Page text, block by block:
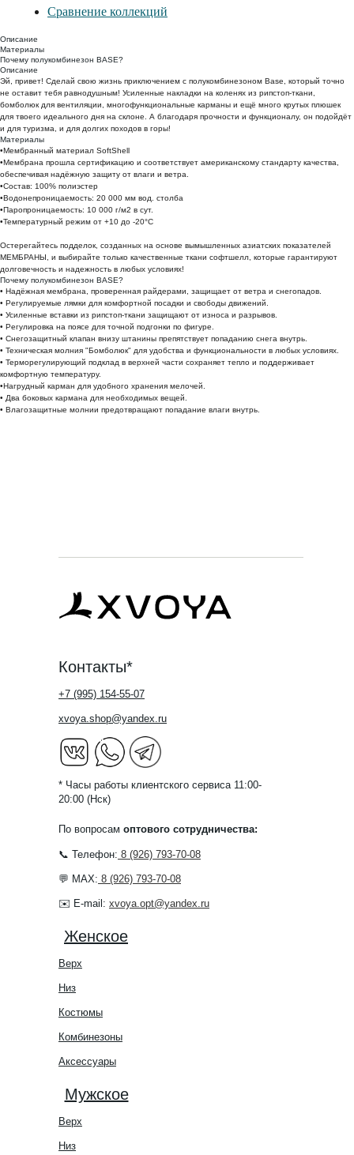
Сравнение коллекций
Описание
Материалы
Почему полукомбинезон BASE?
Описание
Эй, привет! Сделай свою жизнь приключением с полукомбинезоном Base, который точно
не оставит тебя равнодушным! Усиленные накладки на коленях из рипстоп-ткани,
бомболюк для вентиляции, многофункциональные карманы и ещё много крутых плюшек
для твоего идеального дня на склоне. А благодаря прочности и функционалу, он подойдёт
и для туризма, и для долгих походов в горы!
Материалы
•Мембранный материал SoftShell
•Мембрана прошла сертификацию и соответствует американскому стандарту качества,
обеспечивая надёжную защиту от влаги и ветра.
•Состав: 100% полиэстер
•Водонепроницаемость: 20 000 мм вод. столба
•Паропроницаемость: 10 000 г/м2 в сут.
•Температурный режим от +10 до -20°C
Остерегайтесь подделок, созданных на основе вымышленных азиатских показателей
МЕМБРАНЫ, и выбирайте только качественные ткани софтшелл, которые гарантируют
долговечность и надежность в любых условиях!
Почему полукомбинезон BASE?
• Надёжная мембрана, проверенная райдерами, защищает от ветра и снегопадов.
• Регулируемые лямки для комфортной посадки и свободы движений.
• Усиленные вставки из рипстоп-ткани защищают от износа и разрывов.
• Регулировка на поясе для точной подгонки по фигуре.
• Снегозащитный клапан внизу штанины препятствует попаданию снега внутрь.
• Техническая молния "Бомболюк" для удобства и функциональности в любых условиях.
• Терморегулирующий подклад в верхней части сохраняет тепло и поддерживает
комфортную температуру.
•Нагрудный карман для удобного хранения мелочей.
• Два боковых кармана для необходимых вещей.
• Влагозащитные молнии предотвращают попадание влаги внутрь.
Контакты*
Мужское
Аксессуары
Комбинезоны
Костюмы
Низ
Верх
Верх
Низ
✉️ E-mail: xvoya.opt@yandex.ru
💬 MAX: 8 (926) 793-70-08
📞 Телефон: 8 (926) 793-70-08
По вопросам оптового сотрудничества:
* Часы работы клиентского сервиса 11:00-
20:00 (Нск)
xvoya.shop@yandex.ru
+7 (995) 154-55-07
Женское